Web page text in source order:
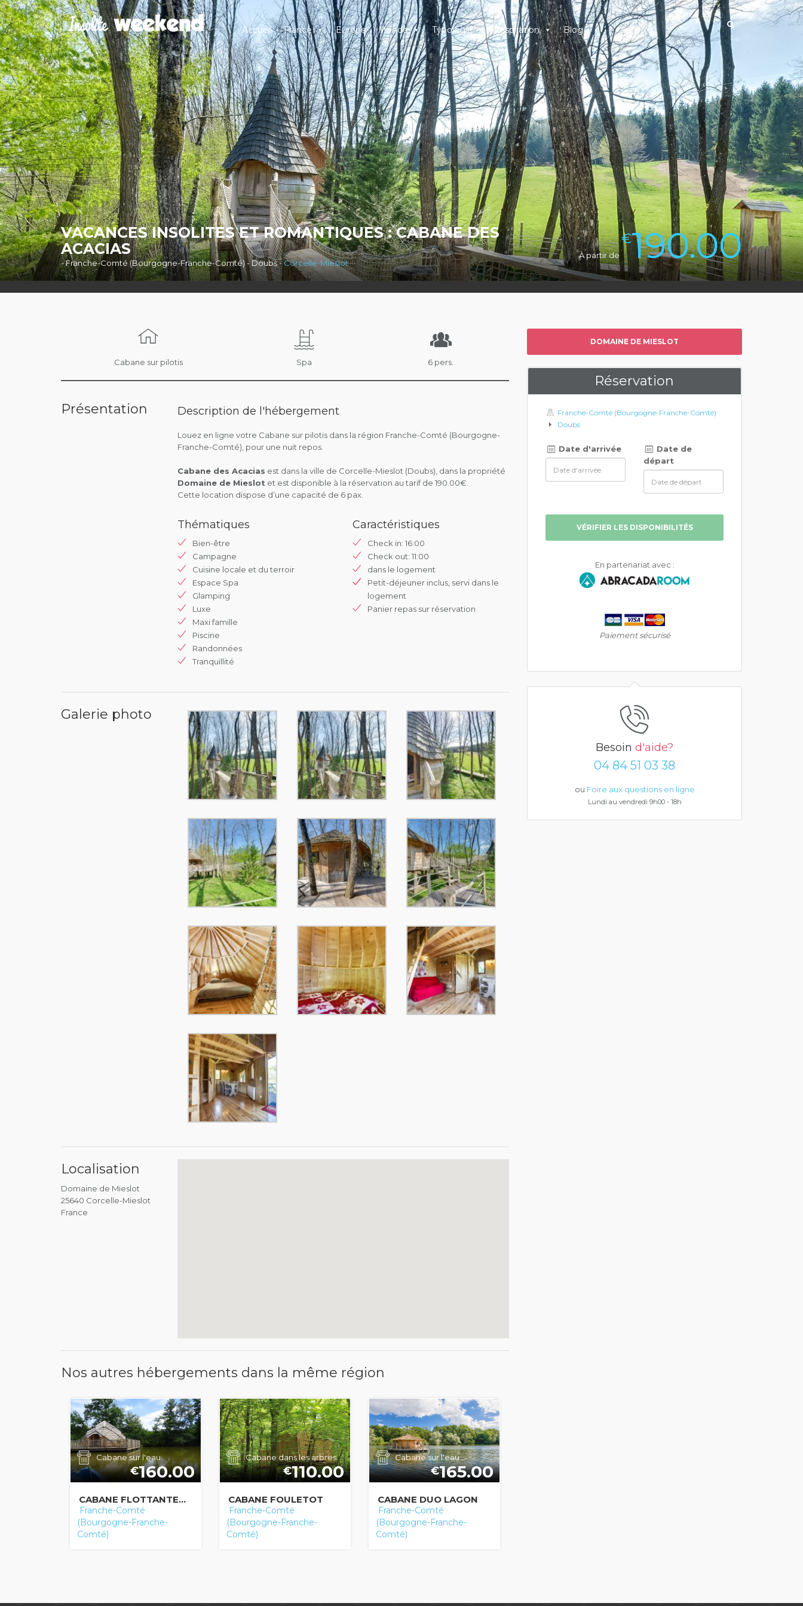
Accueil France Europe Monde Typologie Inspiration Blog
VACANCES INSOLITES ET ROMANTIQUES : CABANE DES
ACACIAS
- Franche-Comté (Bourgogne-Franche-Comté) - Doubs -Corcelle-Mieslot
À partir de
€190.00
Cabane sur pilotis Spa 6 pers.
Présentation Description de l'hébergement
Louez en ligne votre Cabane sur pilotis dans la région Franche-Comté (Bourgogne-
Franche-Comté), pour une nuit repos.
Cabane des Acacias est dans la ville de Corcelle-Mieslot (Doubs), dans la propriété
Domaine de Mieslot et est disponible à la réservation au tarif de 190.00€.
Cette location dispose d’une capacité de 6 pax.
Thématiques
Bien-être
Campagne
Cuisine locale et du terroir
Espace Spa
Glamping
Luxe
Maxi famille
Piscine
Randonnées
Tranquillité
Caractéristiques
Check in: 16:00
Check out: 11:00
dans le logement
Petit-déjeuner inclus, servi dans le
logement
Panier repas sur réservation
Galerie photo
Localisation
Domaine de Mieslot
25640 Corcelle-Mieslot
France
Nos autres hébergements dans la même région
Cabane sur l'eau
€160.00
CABANE FLOTTANTE...
Franche-Comté
(Bourgogne-Franche-
Comté)
Cabane dans les arbres
€110.00
CABANE FOULETOT
Franche-Comté
(Bourgogne-Franche-
Comté)
Cabane sur l'eau
€165.00
CABANE DUO LAGON
Franche-Comté
(Bourgogne-Franche-
Comté)
DOMAINE DE MIESLOT
Réservation
Franche-Comté (Bourgogne-Franche-Comté)
Doubs
Date d'arrivée
Date de
départ
VÉRIFIER LES DISPONIBILITÉS
En partenariat avec :
Paiement sécurisé
Besoin d'aide?
04 84 51 03 38
ou Foire aux questions en ligne
Lundi au vendredi 9h00 - 18h